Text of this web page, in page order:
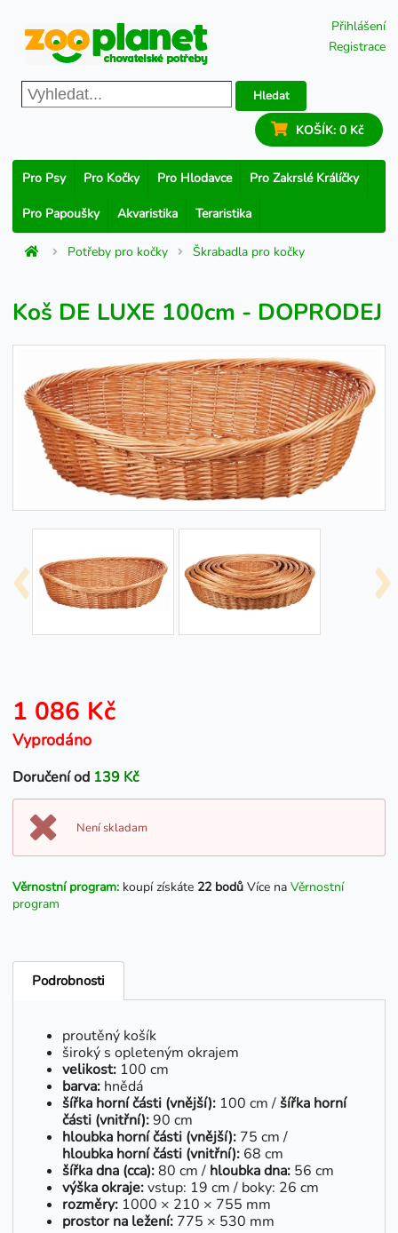
Přihlášení
Registrace
Hledat
KOŠÍK: 0 Kč
Pro Psy Pro Kočky Pro Hlodavce Pro Zakrslé Králíčky
Pro Papoušky Akvaristika Teraristika
Potřeby pro kočky Škrabadla pro kočky
Koš DE LUXE 100cm - DOPRODEJ
1 086 Kč
Vyprodáno
Doručení od 139 Kč
Není skladam
Věrnostní program: koupí získáte 22 bodů Více na Věrnostní
program
Podrobnosti
proutěný košík
široký s opleteným okrajem
velikost: 100 cm
barva: hnědá
šířka horní části (vnější): 100 cm /šířka horní
části (vnitřní):90 cm
hloubka horní části (vnější): 75 cm /
hloubka horní části (vnitřní): 68 cm
šířka dna (cca):80 cm / hloubka dna: 56 cm
výška okraje:vstup: 19 cm / boky: 26 cm
rozměry: 1000 × 210 × 755 mm
prostor na ležení: 775 × 530 mm